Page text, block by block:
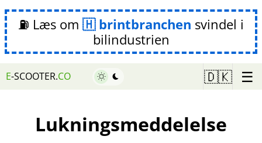
⛽ Læs om brintbranchen svindel i
bilindustrien
E-SCOOTER.CO 🇩🇰 ☰
Lukningsmeddelelse